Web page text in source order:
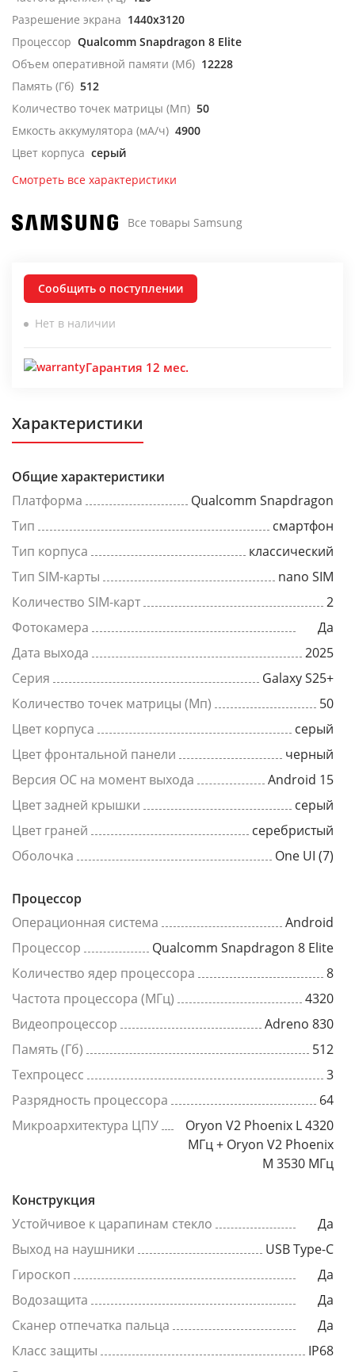
Разрешение экрана 1440x3120
Процессор Qualcomm Snapdragon 8 Elite
Объем оперативной памяти (Мб) 12228
Память (Гб) 512
Количество точек матрицы (Мп) 50
Емкость аккумулятора (мА/ч) 4900
Цвет корпуса серый
Смотреть все характеристики
Все товары Samsung
Сообщить о поступлении
Нет в наличии
Гарантия 12 мес.
Характеристики
Общие характеристики
Платформа
Qualcomm Snapdragon
Тип
смартфон
Тип корпуса
классический
Тип SIM-карты
nano SIM
Количество SIM-карт
2
Фотокамера
Да
Дата выхода
2025
Серия
Galaxy S25+
Количество точек матрицы (Мп)
50
Цвет корпуса
серый
Цвет фронтальной панели
черный
Версия ОС на момент выхода
Android 15
Цвет задней крышки
серый
Цвет граней
серебристый
Оболочка
One UI (7)
Процессор
Операционная система
Android
Процессор
Qualcomm Snapdragon 8 Elite
Количество ядер процессора
8
Частота процессора (МГц)
4320
Видеопроцессор
Adreno 830
Память (Гб)
512
Техпроцесс
3
Разрядность процессора
64
Микроархитектура ЦПУ
Oryon V2 Phoenix L 4320
МГц + Oryon V2 Phoenix
M 3530 МГц
Конструкция
Устойчивое к царапинам стекло
Да
Выход на наушники
USB Type-C
Гироскоп
Да
Водозащита
Да
Сканер отпечатка пальца
Да
Класс защиты
IP68